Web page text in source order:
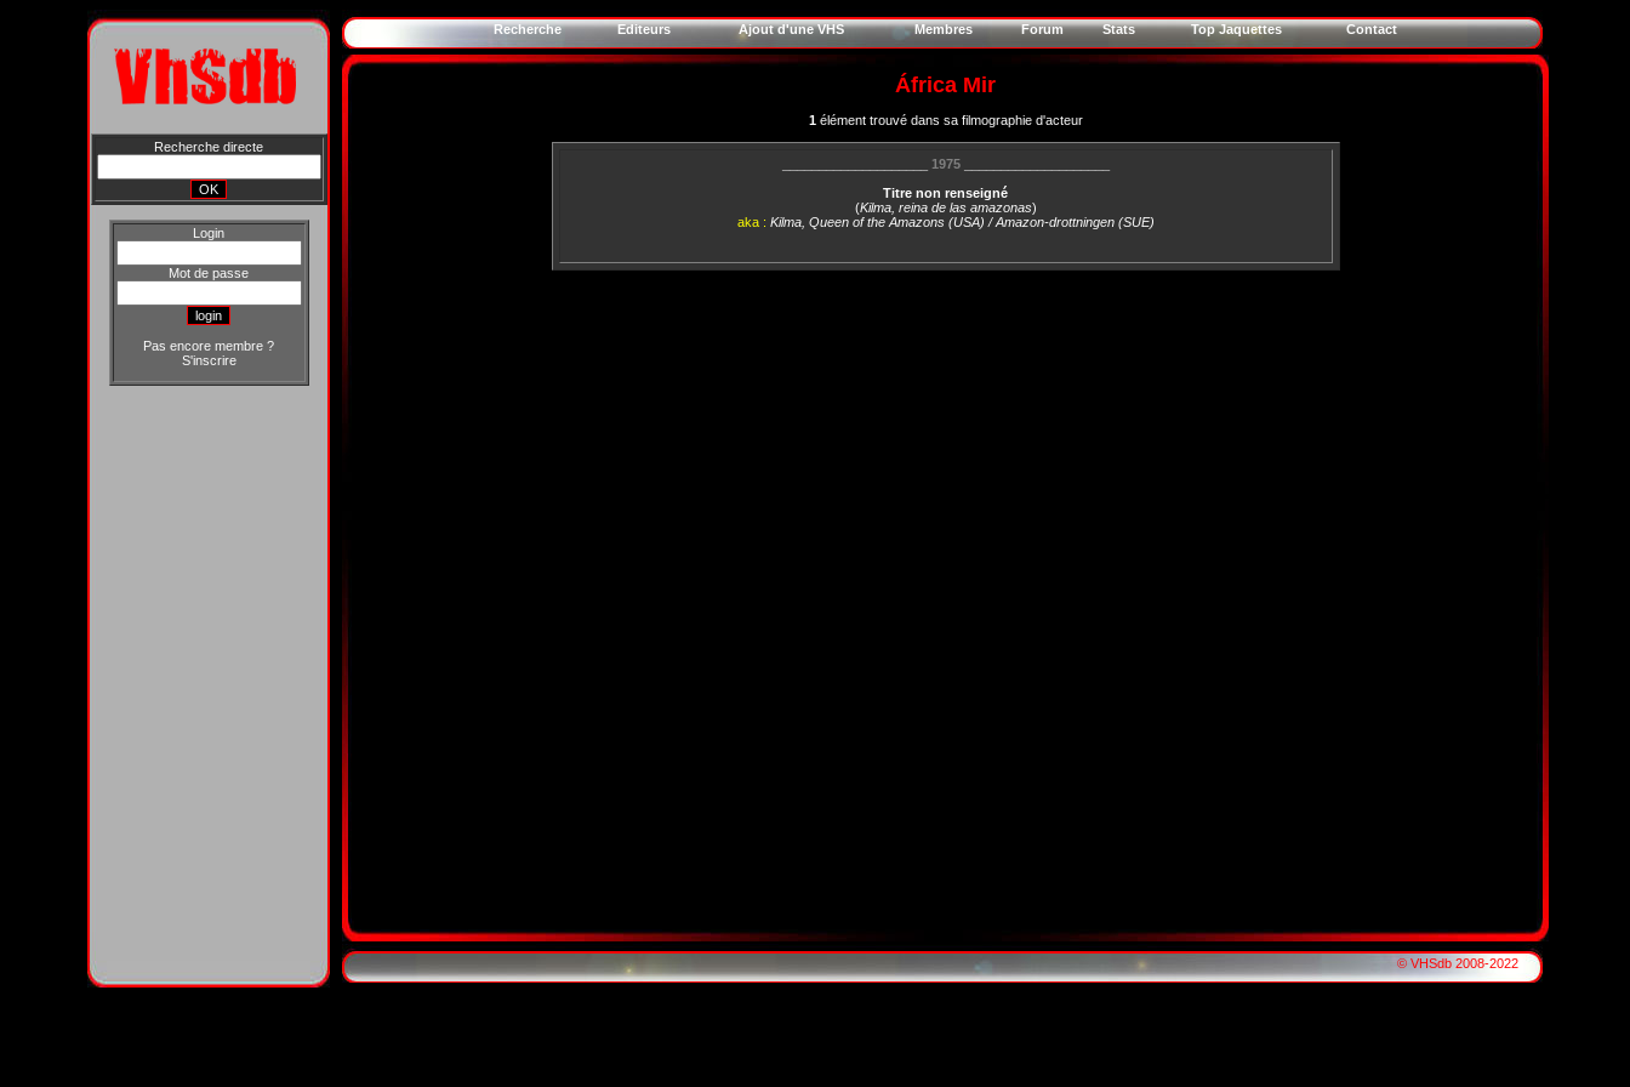
Recherche directe
Login
Mot de passe
Pas encore membre ?
S'inscrire
Recherche Editeurs Ajout d'une VHS Membres Forum Stats Top Jaquettes Contact
África Mir
1élément trouvé dans sa filmographie d'acteur
1975____________________
Titre non renseigné
(Kilma, reina de las amazonas)
aka : Kilma, Queen of the Amazons (USA) / Amazon-drottningen (SUE)
© VHSdb 2008-2022